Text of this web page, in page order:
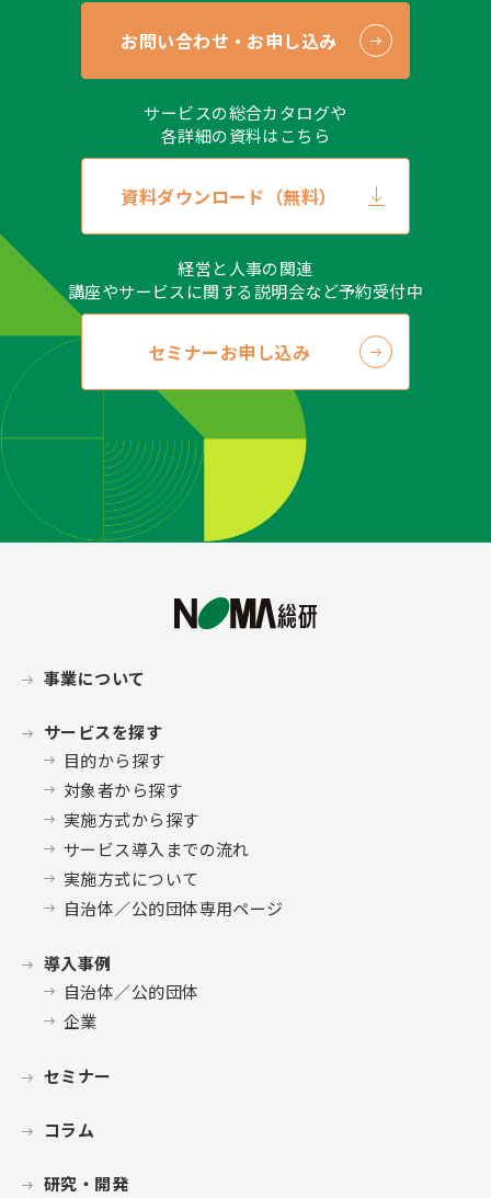
お問い合わせ・お申し込み
サービスの総合カタログや
各詳細の資料はこちら
資料ダウンロード（無料）
経営と人事の関連
講座やサービスに関する説明会など予約受付中
セミナーお申し込み
事業について
サービスを探す
目的から探す
対象者から探す
実施方式から探す
サービス導入までの流れ
実施方式について
自治体／公的団体専用ページ
導入事例
自治体／公的団体
企業
セミナー
コラム
研究・開発